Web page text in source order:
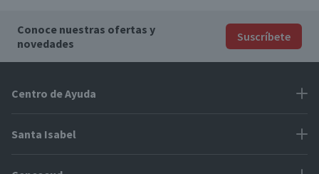
Conoce nuestras ofertas y
novedades
Suscríbete
Centro de Ayuda
Problemas con tu pedido
Santa Isabel